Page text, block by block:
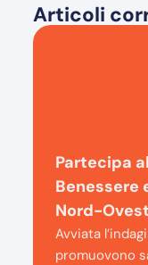
Articoli
Partecipa
Benessere
Nord-Ovest
Avviata
promuovono